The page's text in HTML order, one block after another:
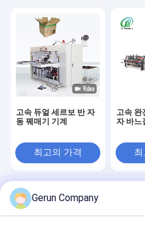
고속 듀얼 세르보 반 자
동 꿰매기 기계
최고의 가격
고속 완
자 바느
홈 사이트맵
Gerun Company